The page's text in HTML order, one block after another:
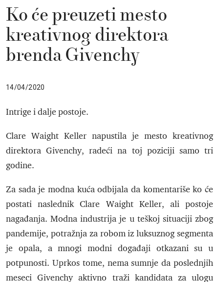
Ko će preuzeti mesto
kreativnog direktora
brenda Givenchy
14/04/2020
Intrige i dalje postoje.
Clare Waight Keller napustila je mesto kreativnog
direktora Givenchy, radeći na toj poziciji samo tri
godine.
Za sada je modna kuća odbijala da komentariše ko će
postati naslednik Clare Waight Keller, ali postoje
nagađanja. Modna industrija je u teškoj situaciji zbog
pandemije, potražnja za robom iz luksuznog segmenta
je opala, a mnogi modni događaji otkazani su u
potpunosti. Uprkos tome, nema sumnje da poslednjih
meseci Givenchy aktivno traži kandidata za ulogu